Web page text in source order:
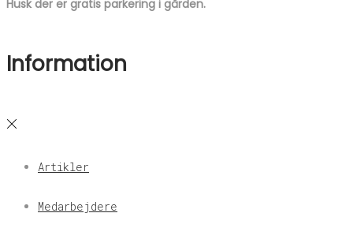
Husk der er gratis parkering i gården.
Information
Artikler
Medarbejdere